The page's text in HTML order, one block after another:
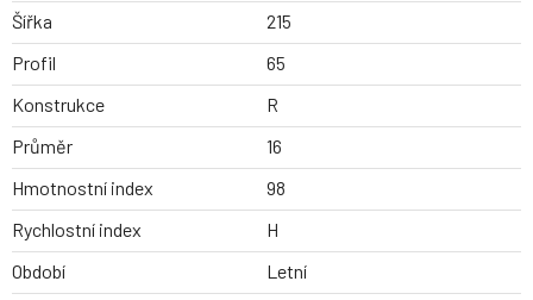
Šířka
215
Profil
65
Konstrukce
R
Průměr
16
Hmotnostní index
98
Rychlostní index
H
Období
Letní